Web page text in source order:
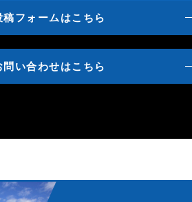
稿フォームはこちら
問い合わせはこちら